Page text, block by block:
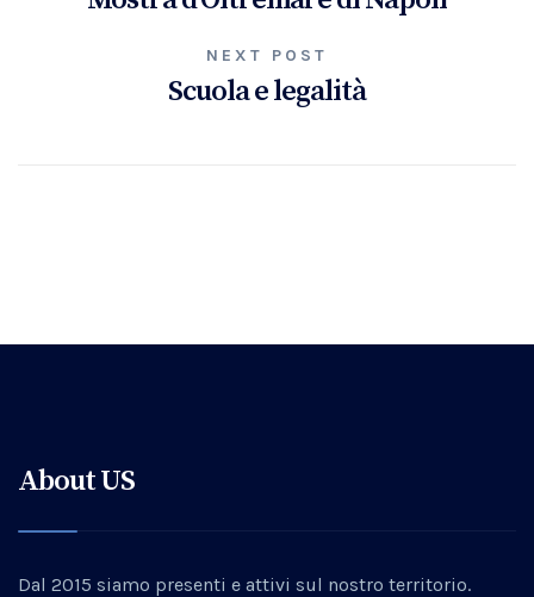
NEXT POST
Scuola e legalità
About US
Dal 2015 siamo presenti e attivi sul nostro territorio.